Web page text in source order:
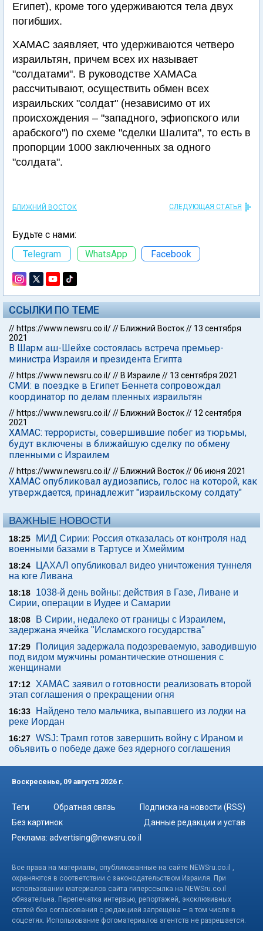
Египет), кроме того удерживаются тела двух
погибших.
ХАМАС заявляет, что удерживаются четверо
израильтян, причем всех их называет
"солдатами". В руководстве ХАМАСа
рассчитывают, осуществить обмен всех
израильских "солдат" (независимо от их
происхождения – "западного, эфиопского или
арабского") по схеме "сделки Шалита", то есть в
пропорции 1000 заключенных за одного
"солдата".
БЛИЖНИЙ ВОСТОК СЛЕДУЮЩАЯ СТАТЬЯ
Будьте с нами:
Telegram
WhatsApp Facebook
ССЫЛКИ ПО ТЕМЕ
// https://www.newsru.co.il/// Ближний Восток// 13 сентября
2021
В Шарм аш-Шейхе состоялась встреча премьер-
министра Израиля и президента Египта
// https://www.newsru.co.il/// В Израиле // 13 сентября 2021
СМИ: в поездке в Египет Беннета сопровождал
координатор по делам пленных израильтян
// https://www.newsru.co.il/// Ближний Восток// 12 сентября
2021
ХАМАС: террористы, совершившие побег из тюрьмы,
будут включены в ближайшую сделку по обмену
пленными с Израилем
// https://www.newsru.co.il/// Ближний Восток//06 июня 2021
ХАМАС опубликовал аудиозапись, голос на которой, как
утверждается, принадлежит "израильскому солдату"
ВАЖНЫЕ НОВОСТИ
18:25
МИД Сирии: Россия отказалась от контроля над
военными базами в Тартусе и Хмеймим
18:24
ЦАХАЛ опубликовал видео уничтожения туннеля
на юге Ливана
18:18
1038-й день войны: действия в Газе, Ливане и
Сирии, операции в Иудее и Самарии
18:08
В Сирии, недалеко от границы с Израилем,
задержана ячейка "Исламского государства"
17:29
Полиция задержала подозреваемую, заводившую
под видом мужчины романтические отношения с
женщинами
17:12
ХАМАС заявил о готовности реализовать второй
этап соглашения о прекращении огня
16:33
Найдено тело мальчика, выпавшего из лодки на
реке Иордан
16:27 WSJ: Трамп готов завершить войну с Ираном и
объявить о победе даже без ядерного соглашения
Воскресенье, 09 августа 2026 г.
Теги Обратная связь
Подписка на новости (RSS)
Без картинок
Данные редакции и устав
Реклама: advertising@newsru.co.il
Все права на материалы, опубликованные на сайте NEWSru.co.il ,
охраняются в соответствии с законодательством Израиля. При
использовании материалов сайта гиперссылка на NEWSru.co.il
обязательна. Перепечатка интервью, репортажей, эксклюзивных
статей без согласования с редакцией запрещена – в том числе в
соцсетях. Использование фотоматериалов агентств не разрешается.